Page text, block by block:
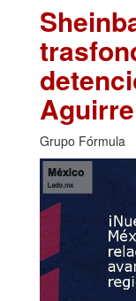
Aguirre
Grupo Fórmula